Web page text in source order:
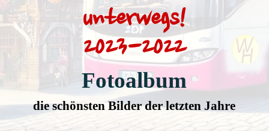
unterwegs!
2023-2022
Fotoalbum
die schönsten Bilder der letzten Jahre